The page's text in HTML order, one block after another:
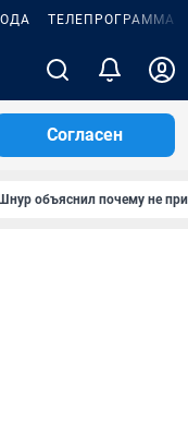
ТЕЛЕПРОГРАММА
Согласен
Шнур объяснил почему не